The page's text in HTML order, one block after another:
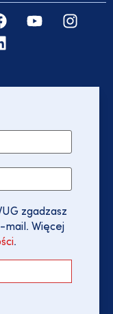
zgadzasz
Więcej
.